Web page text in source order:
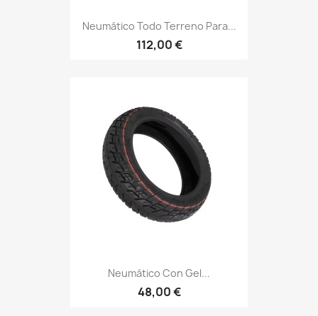
Neumático Todo Terreno Para...
112,00 €
Neumático Con Gel...
48,00 €